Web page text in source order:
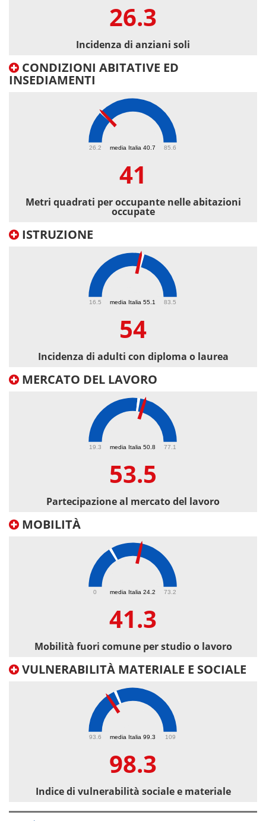
26.3
Incidenza di anziani soli
CONDIZIONI ABITATIVE ED
INSEDIAMENTI
media Italia 40.7
26.2 85.6
41
Metri quadrati per occupante nelle abitazioni
occupate
ISTRUZIONE
media Italia 55.1
16.5 83.5
54
Incidenza di adulti con diploma o laurea
MERCATO DEL LAVORO
media Italia 50.8
19.3 77.1
53.5
Partecipazione al mercato del lavoro
MOBILITÀ
media Italia 24.2
0 73.2
41.3
Mobilità fuori comune per studio o lavoro
VULNERABILITÀ MATERIALE E SOCIALE
media Italia 99.3
93.6 109
98.3
Indice di vulnerabilità sociale e materiale